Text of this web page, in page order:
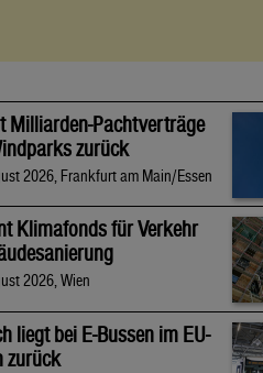
Milliarden-Pachtverträge
zurück
2026, Frankfurt am Main/Essen
Klimafonds für Verkehr
2026, Wien
liegt bei E-Bussen im EU-
zurück